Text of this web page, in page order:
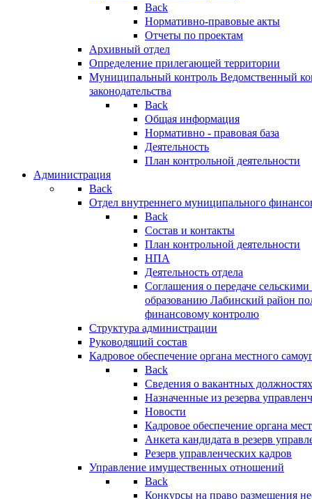
Back
Нормативно-правовые акты
Отчеты по проектам
Архивный отдел
Определение прилегающей территории
Муниципальный контроль Ведомственный
законодательства
Back
Общая информация
Нормативно - правовая база
Деятельность
План контрольной деятельности
Администрация
Back
Отдел внутреннего муниципального
Back
Состав и контакты
План контрольной деятельности
НПА
Деятельность отдела
Соглашения о передаче
образованию Лабинский район
финансовому контролю
Структура администрации
Руководящий состав
Кадровое обеспечение органа местного
Back
Сведения о вакантных
Назначенные из резерва
Новости
Кадровое обеспечение органа
Анкета кандидата в резерв
Резерв управленческих кадров
Управление имущественных отношений
Back
Конкурсы на право размещения